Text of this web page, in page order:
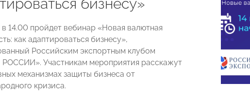
бизнесу»
в 14.00 пройдет вебинар «Новая валютная
как адаптироваться бизнесу»,
Российским экспортным клубом
Участникам мероприятия расскажут
механизмах защиты бизнеса от
кризиса.